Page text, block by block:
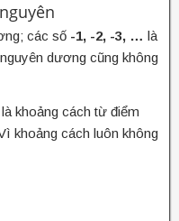
các số -1, -2, -3, … là
dương cũng không
khoảng cách từ điểm
khoảng cách luôn không